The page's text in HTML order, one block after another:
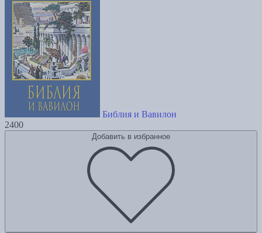
Библия и Вавилон
2400
Добавить в избранное